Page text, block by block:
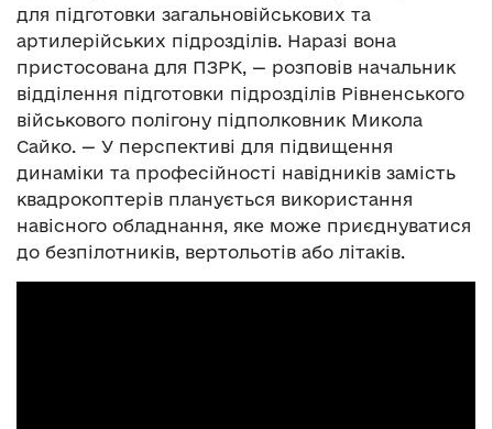
для підготовки загальновійськових та
артилерійських підрозділів. Наразі вона
пристосована для ПЗРК, — розповів начальник
відділення підготовки підрозділів Рівненського
військового полігону підполковник Микола
Сайко. — У перспективі для підвищення
динаміки та професійності навідників замість
квадрокоптерів планується використання
навісного обладнання, яке може приєднуватися
до безпілотників, вертольотів або літаків.